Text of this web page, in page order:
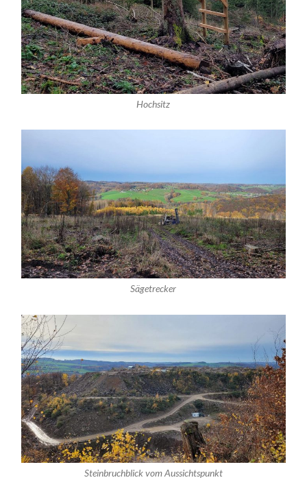
Hochsitz
Sägetrecker
Steinbruchblick vom Aussichtspunkt